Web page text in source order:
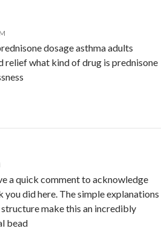
dosage asthma adults
relief what kind of drug is prednisone
a quick comment to acknowledge
you did here. The simple explanations
make this an incredibly
bead